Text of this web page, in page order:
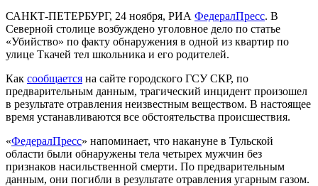
САНКТ-ПЕТЕРБУРГ, 24 ноября, РИА ФедералПресс. В
Северной столице возбуждено уголовное дело по статье
«Убийство» по факту обнаружения в одной из квартир по
улице Ткачей тел школьника и его родителей.
Как сообщается на сайте городского ГСУ СКР, по
предварительным данным, трагический инцидент произошел
в результате отравления неизвестным веществом. В настоящее
время устанавливаются все обстоятельства происшествия.
«ФедералПресс» напоминает, что накануне в Тульской
области были обнаружены тела четырех мужчин без
признаков насильственной смерти. По предварительным
данным, они погибли в результате отравления угарным газом.